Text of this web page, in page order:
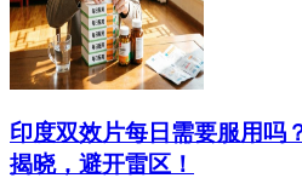
印度双效片每日需要服用吗
揭晓，避开雷区！